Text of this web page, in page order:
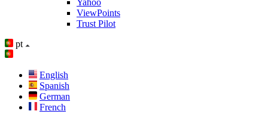
Yahoo
ViewPoints
Trust Pilot
pt
English
Spanish
German
French